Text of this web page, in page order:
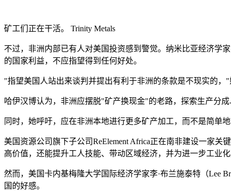
矿工们正在干活。 Trinity Metals
不过，非洲内部已有人对美国投资感到警觉。纳米比亚经济学
的国家利益，不应指望得到任何好处。
"指望美国人站出来谈判并提出有利于非洲的条款是不现实的
哈伊汉博认为，非洲应摆脱"矿产换现金"的老路，探索生产分
同时，她呼吁，应在非洲本地进行更多矿产加工，而不是简单
美国资源公司旗下子公司ReElement Africa正在南非建设一家
高价值，还能提升工人技能、带动区域经济，并为进一步工业化
然而，美国卡内基梅隆大学国际经济学家李·布兰施泰特（Lee
国的好感。